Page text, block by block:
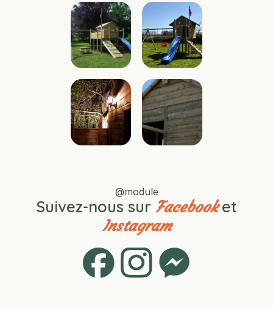
@module
Suivez-nous sur Facebooket
Instagram